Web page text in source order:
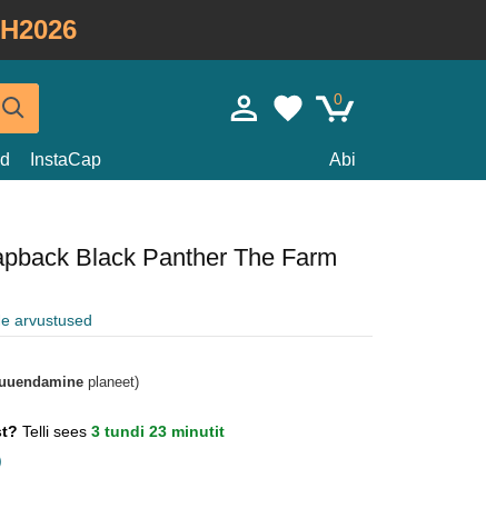
0
InstaCap Abi
Black Panther The Farm
arvustused
planeet)
Telli sees 3 tundi 23 minutit